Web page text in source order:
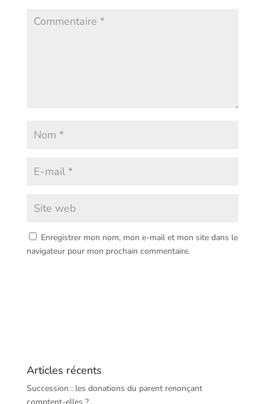
Enregistrer mon nom, mon e-mail et mon site dans le
navigateur pour mon prochain commentaire.
Articles récents
Succession : les donations du parent renonçant